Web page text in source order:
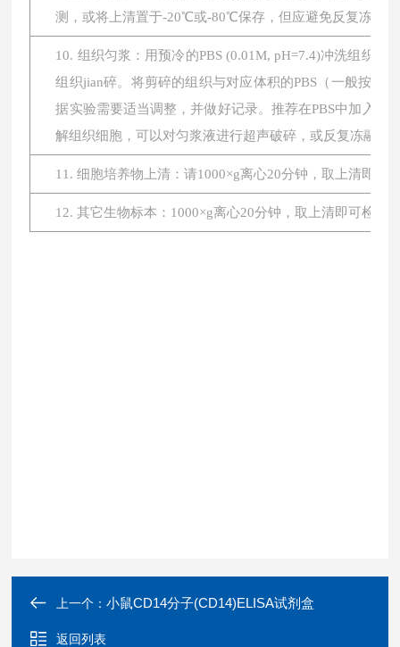
测，或将上清置于-20℃或-80℃保存，但应避免反复冻融。
10. 组织匀浆：用预冷的PBS (0.01M, pH=7.4)冲洗组织
组织jian碎。将剪碎的组织与对应体积的PBS（一般按
据实验需要适当调整，并做好记录。推荐在PBS中加入
解组织细胞，可以对匀浆液进行超声破碎，或反复冻融。
11. 细胞培养物上清：请1000×g离心20分钟，取上清即
12. 其它生物标本：1000×g离心20分钟，取上清即可检测
上一个：小鼠CD14分子(CD14)ELISA试剂盒
返回列表